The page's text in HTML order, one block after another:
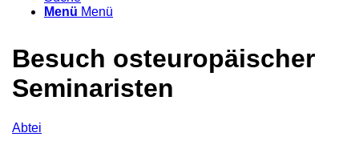
Menü Menü
Besuch osteuropäischer
Seminaristen
Abtei